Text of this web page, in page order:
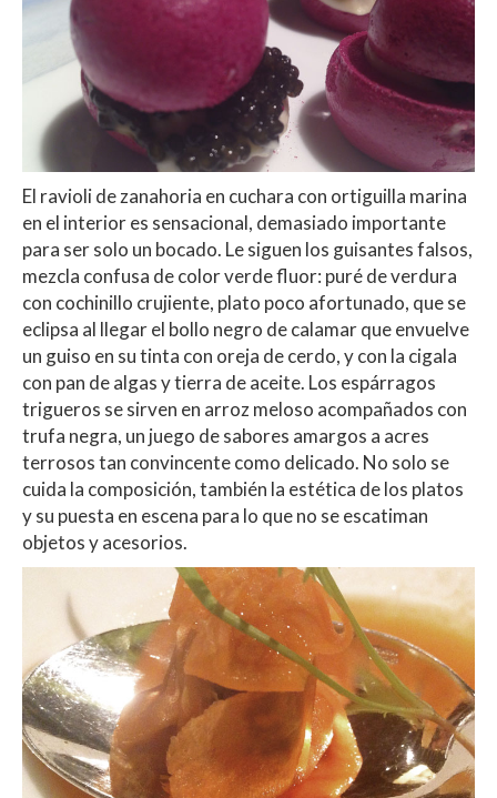
El ravioli de zanahoria en cuchara con ortiguilla marina
en el interior es sensacional, demasiado importante
para ser solo un bocado. Le siguen los guisantes falsos,
mezcla confusa de color verde fluor: puré de verdura
con cochinillo crujiente, plato poco afortunado, que se
eclipsa al llegar el bollo negro de calamar que envuelve
un guiso en su tinta con oreja de cerdo, y con la cigala
con pan de algas y tierra de aceite. Los espárragos
trigueros se sirven en arroz meloso acompañados con
trufa negra, un juego de sabores amargos a acres
terrosos tan convincente como delicado. No solo se
cuida la composición, también la estética de los platos
y su puesta en escena para lo que no se escatiman
objetos y acesorios.